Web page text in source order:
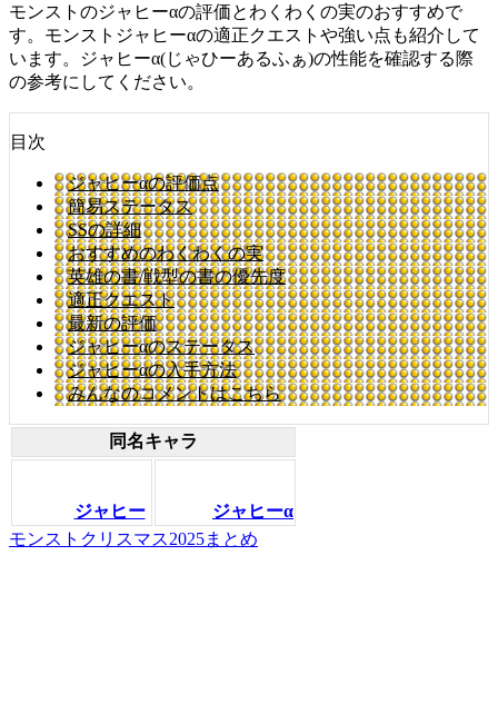
モンストのジャヒーαの評価とわくわくの実のおすすめで
す。モンストジャヒーαの適正クエストや強い点も紹介して
います。ジャヒーα(じゃひーあるふぁ)の性能を確認する際
の参考にしてください。
目次
ジャヒーαの評価点
簡易ステータス
SSの詳細
おすすめのわくわくの実
英雄の書/戦型の書の優先度
適正クエスト
最新の評価
ジャヒーαのステータス
ジャヒーαの入手方法
みんなのコメントはこちら
同名キャラ
ジャヒー
ジャヒーα
モンストクリスマス2025まとめ